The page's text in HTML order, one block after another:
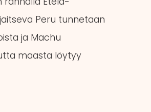
Peru tunnetaan
ja Machu
maasta löytyy